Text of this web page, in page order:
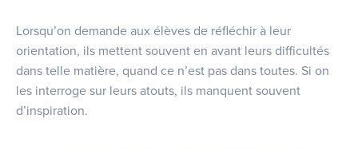
Lorsqu’on demande aux élèves de réfléchir à leur
orientation, ils mettent souvent en avant leurs difficultés
dans telle matière, quand ce n’est pas dans toutes. Si on
les interroge sur leurs atouts, ils manquent souvent
d’inspiration.